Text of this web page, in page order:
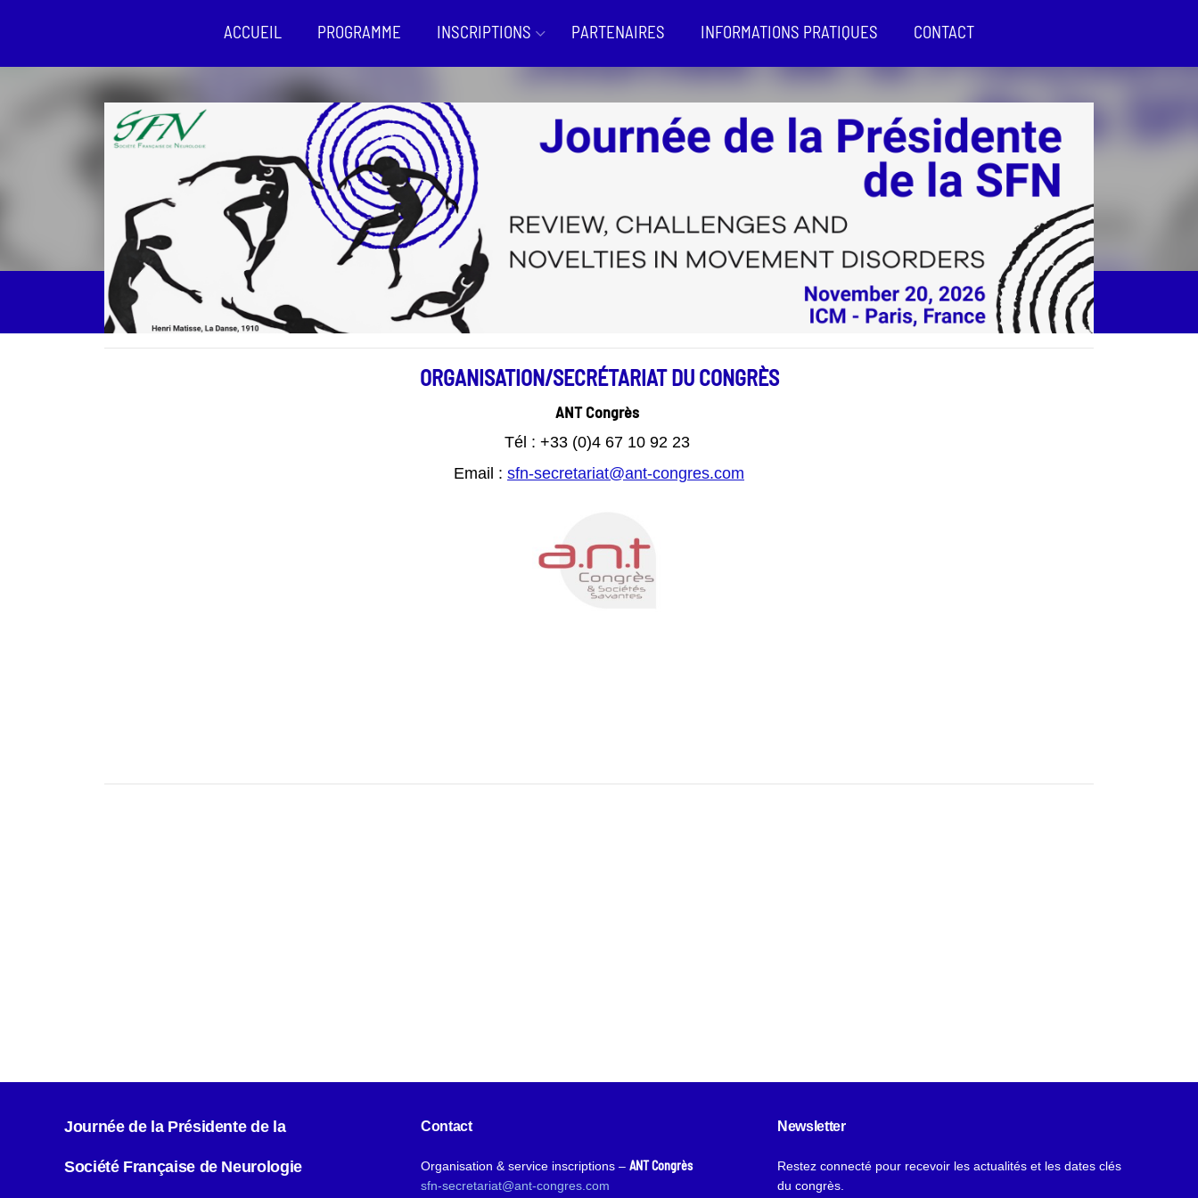
ACCUEIL PROGRAMME INSCRIPTIONS PARTENAIRES INFORMATIONS PRATIQUES CONTACT
ORGANISATION/SECRÉTARIAT DU CONGRÈS
ANT Congrès
Tél : +33 (0)4 67 10 92 23
Email : sfn-secretariat@ant-congres.com
Journée de la Présidente de la
Société Française de Neurologie
Contact
Organisation & service inscriptions – ANT Congrès
sfn-secretariat@ant-congres.com
Newsletter
Restez connecté pour recevoir les actualités et les dates clés
du congrès.